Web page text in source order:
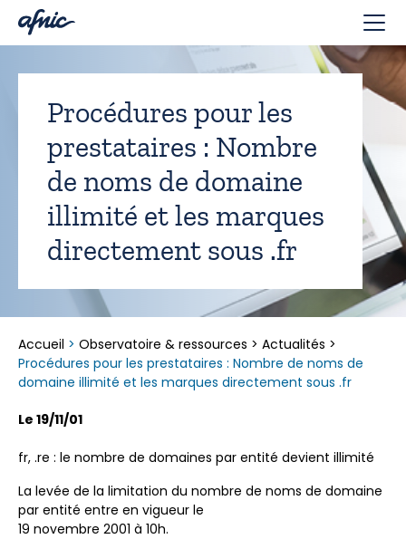
Procédures pour les
prestataires : Nombre
de noms de domaine
illimité et les marques
directement sous .fr
Accueil > Observatoire & ressources > Actualités >
Procédures pour les prestataires : Nombre de noms de
domaine illimité et les marques directement sous .fr
Le 19/11/01
fr, .re : le nombre de domaines par entité devient illimité
La levée de la limitation du nombre de noms de domaine
par entité entre en vigueur le
19 novembre 2001 à 10h.
Panneau de gestion des cookies